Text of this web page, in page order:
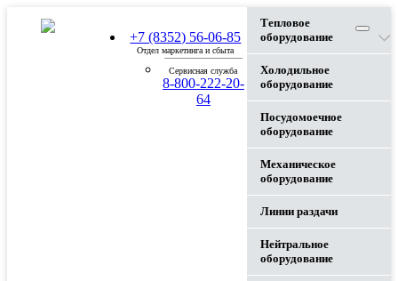
+7 (8352) 56-06-85
Отдел маркетинга и сбыта
Сервисная служба
8-800-222-20-
64
Тепловое
оборудование
Холодильное
оборудование
Посудомоечное
оборудование
Механическое
оборудование
Линии раздачи
Нейтральное
оборудование